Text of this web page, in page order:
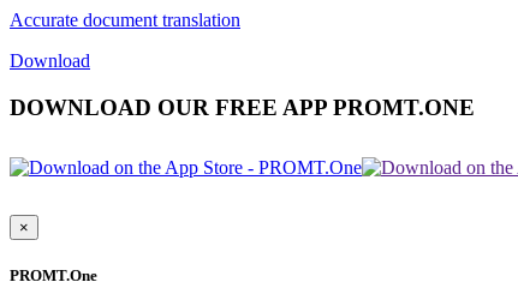
Accurate document translation
Download
DOWNLOAD OUR FREE APP PROMT.ONE
×
PROMT.One